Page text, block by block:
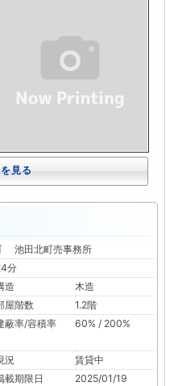
見る
池田北町売事務所
分
造
木造
屋階数
1.2階
蔽率/容積率 60% / 200%
況
賃貸中
載期限日
2025/01/19